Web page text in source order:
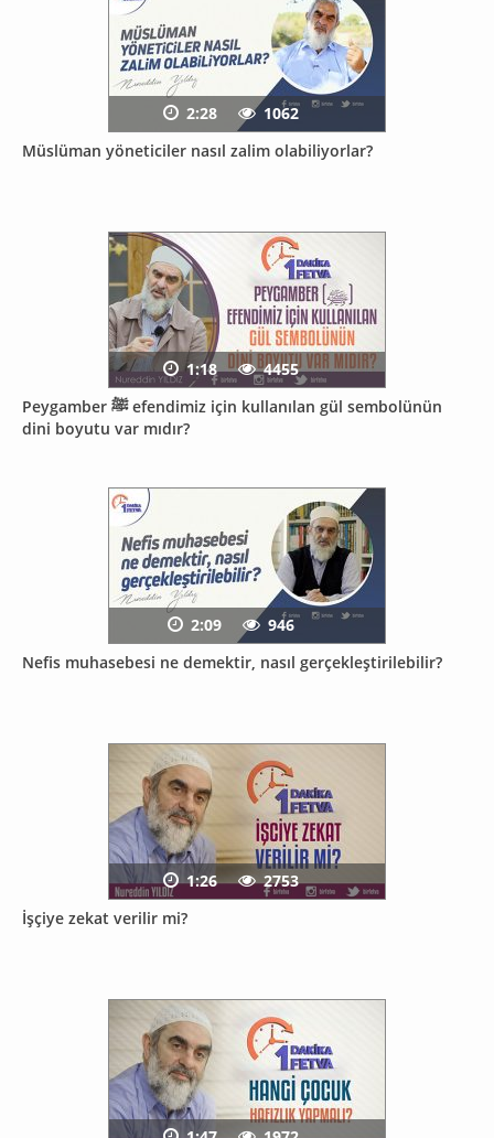
Müslüman yöneticiler nasıl zalim olabiliyorlar?
2:28 1062
Peygamber ﷺ efendimiz için kullanılan gül sembolünün
dini boyutu var mıdır?
1:18 4455
Nefis muhasebesi ne demektir, nasıl gerçekleştirilebilir?
2:09 946
İşçiye zekat verilir mi?
1:26 2753